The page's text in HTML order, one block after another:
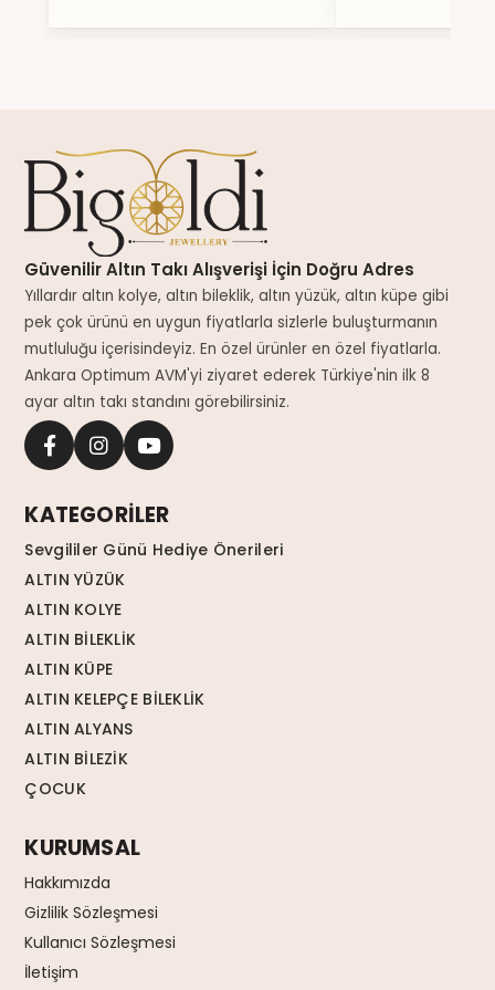
Güvenilir Altın Takı Alışverişi İçin Doğru Adres
Yıllardır altın kolye, altın bileklik, altın yüzük, altın küpe gibi
pek çok ürünü en uygun fiyatlarla sizlerle buluşturmanın
mutluluğu içerisindeyiz. En özel ürünler en özel fiyatlarla.
Ankara Optimum AVM'yi ziyaret ederek Türkiye'nin ilk 8
ayar altın takı standını görebilirsiniz.
KATEGORİLER
Sevgililer Günü Hediye Önerileri
ALTIN YÜZÜK
ALTIN KOLYE
ALTIN BİLEKLİK
ALTIN KÜPE
ALTIN KELEPÇE BİLEKLİK
ALTIN ALYANS
ALTIN BİLEZİK
ÇOCUK
KURUMSAL
Hakkımızda
Gizlilik Sözleşmesi
Kullanıcı Sözleşmesi
İletişim